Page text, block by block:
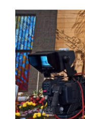
Aktualności
Historia
Duszpasterze
Grupy parafialne